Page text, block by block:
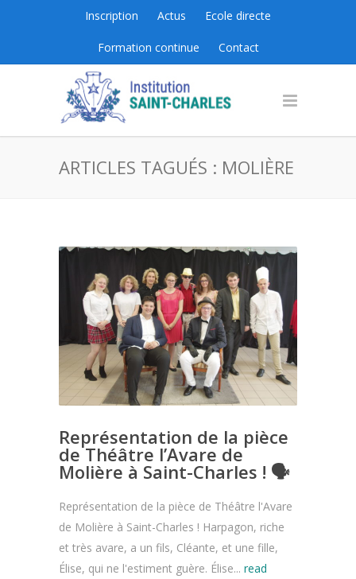
Inscription Actus Ecole directe
Formation continue Contact
ARTICLES TAGUÉS : MOLIÈRE
Représentation de la pièce
de Théâtre l’Avare de
Molière à Saint-Charles ! 🗣
Représentation de la pièce de Théâtre l'Avare
de Molière à Saint-Charles ! Harpagon, riche
et très avare, a un fils, Cléante, et une fille,
Élise, qui ne l'estiment guère. Élise... read